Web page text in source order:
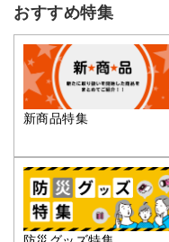
おすすめ特集
新商品特集